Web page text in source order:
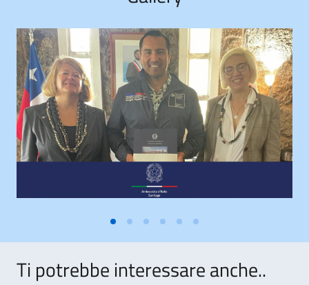
Ti potrebbe interessare anche..